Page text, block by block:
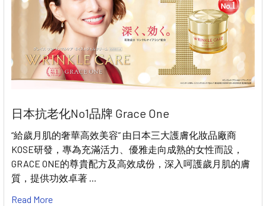
日本抗老化No1品牌 Grace One
“給歲月肌的奢華高效美容” 由日本三大護膚化妝品廠商
KOSE研發，專為充滿活力、優雅走向成熟的女性而設，
GRACE ONE的尊貴配方及高效成份，深入呵護歲月肌的膚
質，提供功效卓著 …
Read More